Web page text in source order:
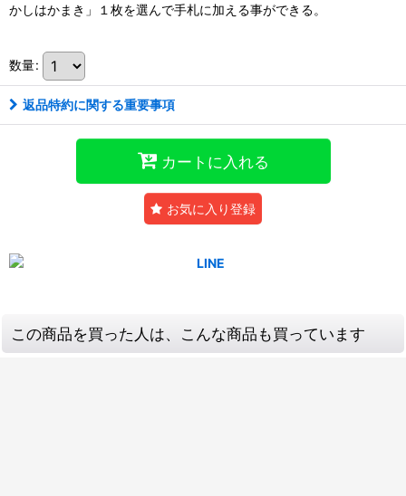
かしはかまき」１枚を選んで手札に加える事ができる。
数量:
返品特約に関する重要事項
カートに入れる
お気に入り登録
この商品を買った人は、こんな商品も買っています